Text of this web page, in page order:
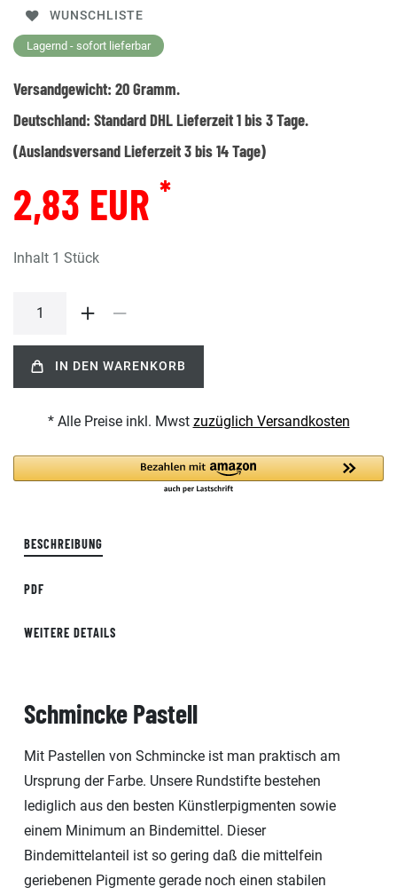
WUNSCHLISTE
Lagernd - sofort lieferbar
Versandgewicht: 20Gramm.
Deutschland: Standard DHL Lieferzeit 1 bis 3 Tage.
(Auslandsversand Lieferzeit 3 bis 14 Tage)
2,83 EUR *
Inhalt 1 Stück
IN DEN WARENKORB
* Alle Preise inkl. Mwst zuzüglich Versandkosten
BESCHREIBUNG
PDF
WEITERE DETAILS
Schmincke Pastell
Mit Pastellen von Schmincke ist man praktisch am
Ursprung der Farbe. Unsere Rundstifte bestehen
lediglich aus den besten Künstlerpigmenten sowie
einem Minimum an Bindemittel. Dieser
Bindemittelanteil ist so gering daß die mittelfein
geriebenen Pigmente gerade noch einen stabilen